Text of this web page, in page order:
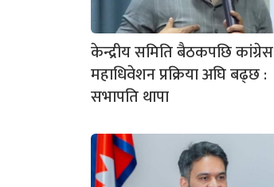
केन्द्रीय समिति बैठकपछि कांग्रेस
महाधिवेशन प्रक्रिया अघि बढ्छ :
सभापति थापा